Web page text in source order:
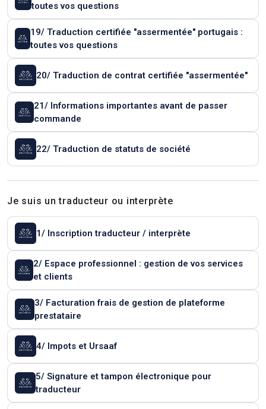
toutes vos questions
19/ Traduction certifiée "assermentée" portugais :
toutes vos questions
20/ Traduction de contrat certifiée "assermentée"
21/ Informations importantes avant de passer
commande
22/ Traduction de statuts de société
Je suis un traducteur ou interprète
1/ Inscription traducteur / interprète
2/ Espace professionnel : gestion de vos services
et clients
3/ Facturation frais de gestion de plateforme
prestataire
4/ Impots et Ursaaf
5/ Signature et tampon électronique pour
traducteur